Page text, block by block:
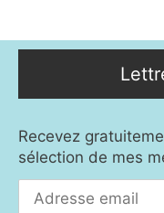
Recevez
sélection de mes